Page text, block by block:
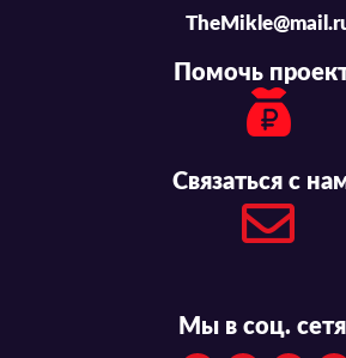
Помочь
Связаться с
Мы в соц.